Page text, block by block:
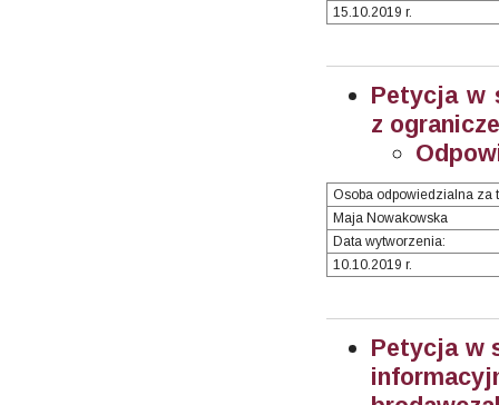
15.10.2019 r.
Petycja w
z
Osoba odpowiedzialna za
Maja Nowakowska
Data wytworzenia:
10.10.2019 r.
Petycja w